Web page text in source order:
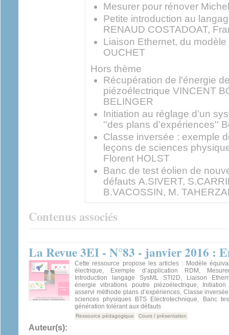
Mesurer pour rénover
Petite introduction au
RENAUD COSTADOAT,
Liaison Ethernet, du
OUCHET
Hors thème
Récupération de l'énergie
piézoélectrique VINCENT
BELINGER
Initiation au réglage d’un
''des plans d’expériences''
Classe inversée : exemple
leçons de sciences
Florent HOLST
Banc de test éolien de
défauts A.SIVERT,
B.VACOSSIN, M.
Contenus associés
La Revue 3EI - N°83 - janvier 2016 :
Cette ressource propose les articles : Modèle
électrique, Exemple d’application RDM,
Introduction langage SysML STI2D, Liaison
énergie vibrations poutre piézoélectrique,
asservi méthode plans d’expériences, Classe
sciences physiques BTS Electrotechnique, Banc
génération tolérant aux défauts
Ressource pédagogique Cours / présentation
Auteur(s):